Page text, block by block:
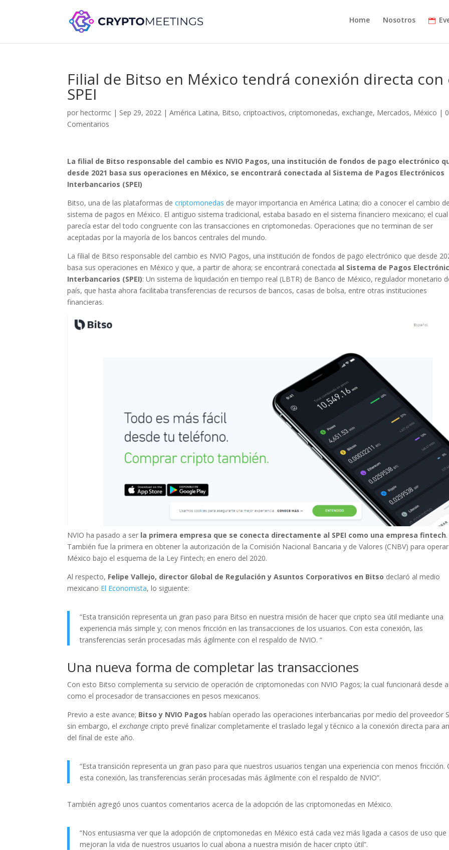
Home Nosotros
Filial de Bitso en México tendrá conexión directa con
SPEI
porhectormc | Sep 29, 2022 |América Latina, Bitso, criptoactivos, criptomonedas, exchange, Mercados, México | 0
Comentarios
La filial de Bitso responsable del cambio es NVIO Pagos, una institución de fondos de pago electrónico
desde 2021 basa sus operaciones en México, se encontrará conectada al Sistema de Pagos Electrónicos
Interbancarios (SPEI)
Bitso, una de las plataformas decriptomonedas de mayor importancia en América Latina; dio a conocer el cambio
sistema de pagos en México. El antiguo sistema tradicional, estaba basado en el sistema financiero mexicano; el
parecía estar del todo congruente con las transacciones en criptomonedas. Operaciones que no terminan de ser
aceptadas por la mayoría de los bancos centrales del mundo.
La filial de Bitso responsable del cambio es NVIO Pagos, una institución de fondos de pago electrónico que desde
basa sus operaciones en México y que, a partir de ahora; se encontrará conectada al Sistema de Pagos
Interbancarios (SPEI): Un sistema de liquidación en tiempo real (LBTR) de Banco de México, regulador monetario
país, que hasta ahora facilitaba transferencias de recursos de bancos, casas de bolsa, entre otras instituciones
financieras.
NVIO ha pasado a ser la primera empresa que se conecta directamente al SPEI como una empresa fintech.
También fue la primera en obtener la autorización de la Comisión Nacional Bancaria y de Valores (CNBV) para
México bajo el esquema de la Ley Fintech; en enero del 2020.
Al respecto, Felipe Vallejo, director Global de Regulación y Asuntos Corporativos en Bitso declaró al medio
mexicano El Economista, lo siguiente:
“Esta transición representa un gran paso para Bitso en nuestra misión de hacer que cripto sea útil mediante una
experiencia más simple y; con menos fricción en las transacciones de los usuarios. Con esta conexión, las
transferencias serán procesadas más ágilmente con el respaldo de NVIO. “
Una nueva forma de completar las transacciones
Con esto Bitso complementa su servicio de operación de criptomonedas con NVIO Pagos; la cual funcionará desde
como el procesador de transacciones en pesos mexicanos.
Previo a este avance; Bitso y NVIO Pagos habían operado las operaciones interbancarias por medio del proveedor
sin embargo, elexchange cripto prevé finalizar completamente el traslado legal y técnico a la conexión directa para
del final de este año.
“Esta transición representa un gran paso para que nuestros usuarios tengan una experiencia con menos fricción.
esta conexión, las transferencias serán procesadas más ágilmente con el respaldo de NVIO”.
También agregó unos cuantos comentarios acerca de la adopción de las criptomonedas en México.
“Nos entusiasma ver que la adopción de criptomonedas en México está cada vez más ligada a casos de uso que
mejoran la vida de nuestros usuarios lo cual abona a nuestra misión de hacer cripto útil”.